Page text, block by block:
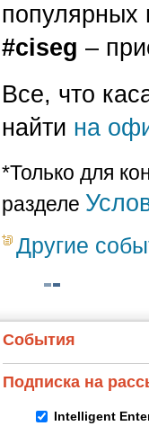
популярных
#ciseg –
Все, что
найти на
*Только для
разделе
Другие
События
Подписка на
Intelligent